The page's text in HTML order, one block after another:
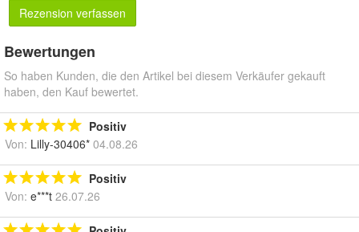
Rezension verfassen
Bewertungen
So haben Kunden, die den Artikel bei diesem Verkäufer gekauft
haben, den Kauf bewertet.
Positiv
Von: Lilly-30406* 04.08.26
Positiv
Von: e***t 26.07.26